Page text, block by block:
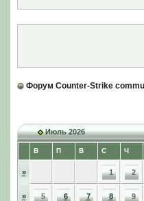
Форум Counter-Strike
Июль 2026
В П В С Ч
» 1 2
» 5 6 7 8 9